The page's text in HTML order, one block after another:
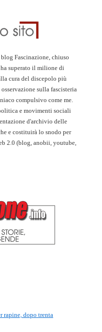
Fascinazione, chiuso
superato il milione di
cura del discepolo più
sulla fascisteria
compulsivo come me.
e movimenti sociali
d'archivio delle
e costituirà lo snodo per
2.0 (blog, anobii, youtube,
rapine, dopo trenta